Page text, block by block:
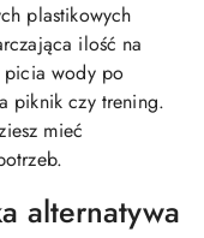
plastikowych
ilość na
picia wody po
piknik czy trening.
mieć
alternatywa